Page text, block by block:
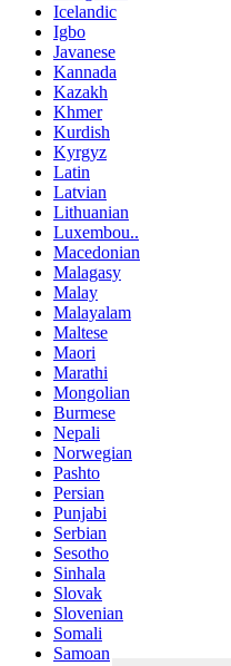
Icelandic
Igbo
Javanese
Kannada
Kazakh
Khmer
Kurdish
Kyrgyz
Latin
Latvian
Lithuanian
Luxembou..
Macedonian
Malagasy
Malay
Malayalam
Maltese
Maori
Marathi
Mongolian
Burmese
Nepali
Norwegian
Pashto
Persian
Punjabi
Serbian
Sesotho
Sinhala
Slovak
Slovenian
Somali
Samoan